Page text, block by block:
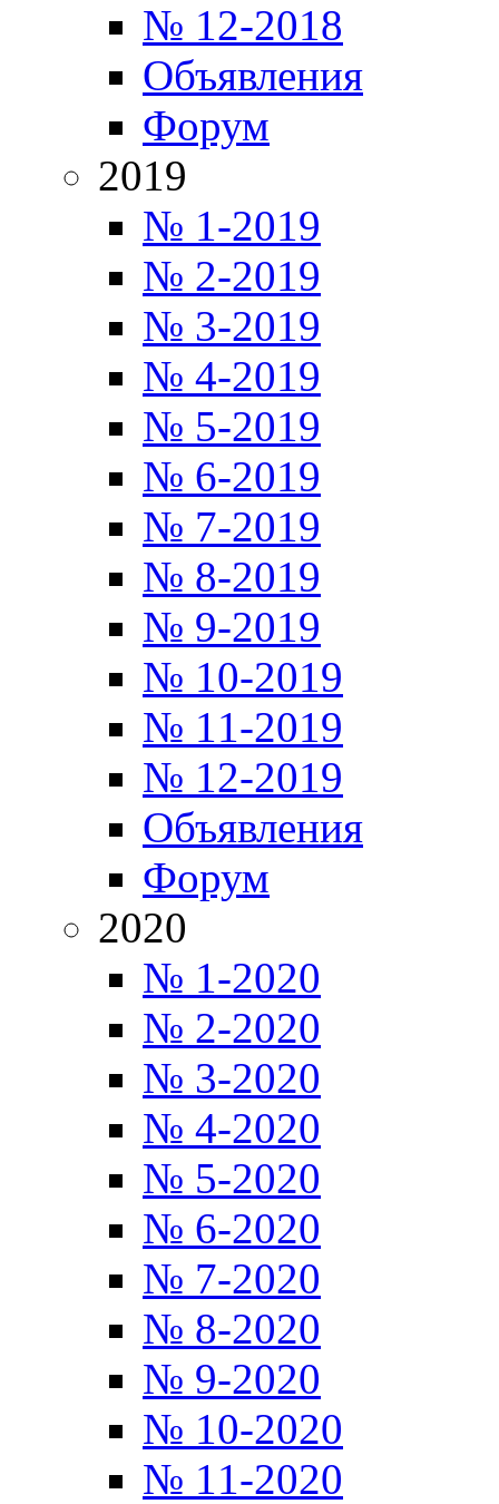
№ 12-2018
Объявления
Форум
2019
№ 1-2019
№ 2-2019
№ 3-2019
№ 4-2019
№ 5-2019
№ 6-2019
№ 7-2019
№ 8-2019
№ 9-2019
№ 10-2019
№ 11-2019
№ 12-2019
Объявления
Форум
2020
№ 1-2020
№ 2-2020
№ 3-2020
№ 4-2020
№ 5-2020
№ 6-2020
№ 7-2020
№ 8-2020
№ 9-2020
№ 10-2020
№ 11-2020